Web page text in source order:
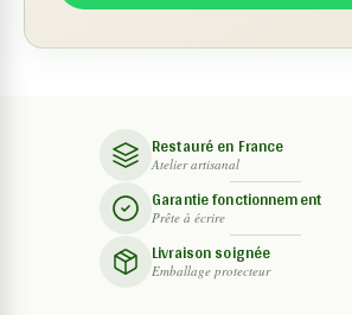
Restauré en France
Atelier artisanal
Garantie fonctionnement
Prête à écrire
Livraison soignée
Emballage protecteur